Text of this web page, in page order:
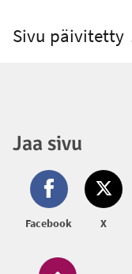
Sivu päivitetty
Jaa sivu
Facebook X